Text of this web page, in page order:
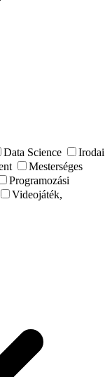
Data Science
Irodai
Mesterséges
Programozási
Videojáték,